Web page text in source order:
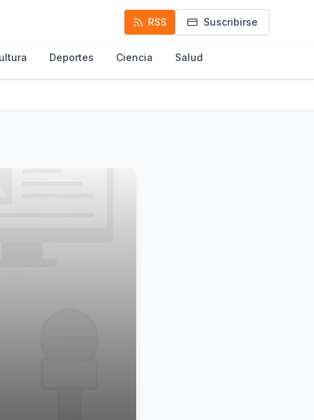
RSS Suscribirse
Deportes Ciencia Salud